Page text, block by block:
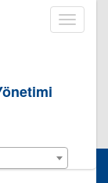
Toggle